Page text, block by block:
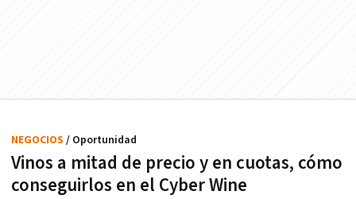
Vinos a mitad de precio y en cuotas, cómo
conseguirlos en el Cyber Wine
NEGOCIOS / Oportunidad